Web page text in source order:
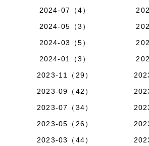
2024-07（4）
2024-05（3）
2024-03（5）
2024-01（3）
2023-11（29）
2023-09（42）
2023-07（34）
2023-05（26）
2023-03（44）